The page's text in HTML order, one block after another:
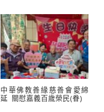
中華佛教善緣慈善會愛綿
延 關慰嘉義百歲榮民(眷)